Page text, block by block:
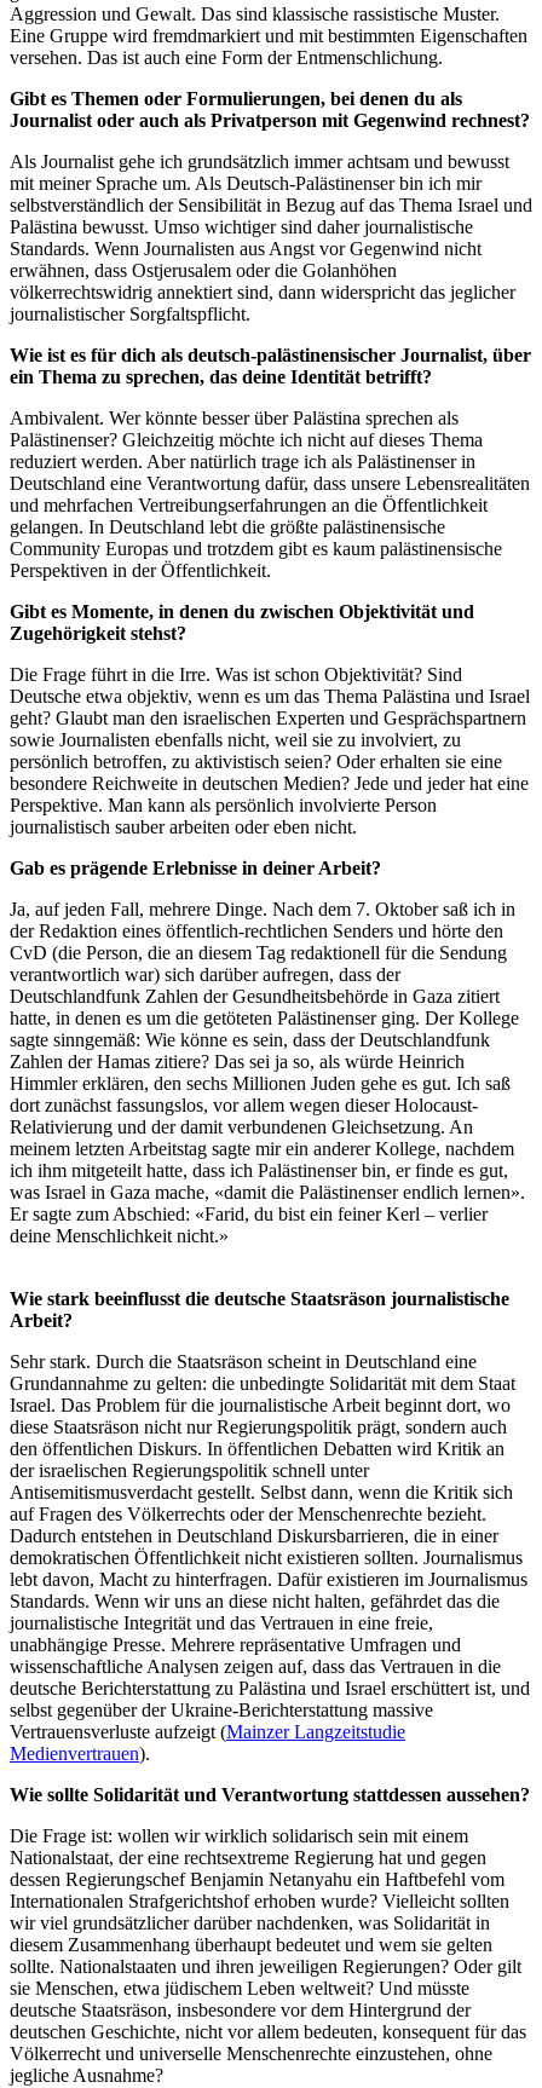
Aggression und Gewalt. Das sind klassische rassistische Muster.
Eine Gruppe wird fremdmarkiert und mit bestimmten Eigenschaften
versehen. Das ist auch eine Form der Entmenschlichung.
Gibt es Themen oder Formulierungen, bei denen du als
Journalist oder auch als Privatperson mit Gegenwind rechnest?
Als Journalist gehe ich grundsätzlich immer achtsam und bewusst
mit meiner Sprache um. Als Deutsch-Palästinenser bin ich mir
selbstverständlich der Sensibilität in Bezug auf das Thema Israel und
Palästina bewusst. Umso wichtiger sind daher journalistische
Standards. Wenn Journalisten aus Angst vor Gegenwind nicht
erwähnen, dass Ostjerusalem oder die Golanhöhen
völkerrechtswidrig annektiert sind, dann widerspricht das jeglicher
journalistischer Sorgfaltspflicht.
Wie ist es für dich als deutsch-palästinensischer Journalist, über
ein Thema zu sprechen, das deine Identität betrifft?
Ambivalent. Wer könnte besser über Palästina sprechen als
Palästinenser? Gleichzeitig möchte ich nicht auf dieses Thema
reduziert werden. Aber natürlich trage ich als Palästinenser in
Deutschland eine Verantwortung dafür, dass unsere Lebensrealitäten
und mehrfachen Vertreibungserfahrungen an die Öffentlichkeit
gelangen. In Deutschland lebt die größte palästinensische
Community Europas und trotzdem gibt es kaum palästinensische
Perspektiven in der Öffentlichkeit.
Gibt es Momente, in denen du zwischen Objektivität und
Zugehörigkeit stehst?
Die Frage führt in die Irre. Was ist schon Objektivität? Sind
Deutsche etwa objektiv, wenn es um das Thema Palästina und Israel
geht? Glaubt man den israelischen Experten und Gesprächspartnern
sowie Journalisten ebenfalls nicht, weil sie zu involviert, zu
persönlich betroffen, zu aktivistisch seien? Oder erhalten sie eine
besondere Reichweite in deutschen Medien? Jede und jeder hat eine
Perspektive. Man kann als persönlich involvierte Person
journalistisch sauber arbeiten oder eben nicht.
Gab es prägende Erlebnisse in deiner Arbeit?
Ja, auf jeden Fall, mehrere Dinge. Nach dem 7. Oktober saß ich in
der Redaktion eines öffentlich-rechtlichen Senders und hörte den
CvD (die Person, die an diesem Tag redaktionell für die Sendung
verantwortlich war) sich darüber aufregen, dass der
Deutschlandfunk Zahlen der Gesundheitsbehörde in Gaza zitiert
hatte, in denen es um die getöteten Palästinenser ging. Der Kollege
sagte sinngemäß: Wie könne es sein, dass der Deutschlandfunk
Zahlen der Hamas zitiere? Das sei ja so, als würde Heinrich
Himmler erklären, den sechs Millionen Juden gehe es gut. Ich saß
dort zunächst fassungslos, vor allem wegen dieser Holocaust-
Relativierung und der damit verbundenen Gleichsetzung. An
meinem letzten Arbeitstag sagte mir ein anderer Kollege, nachdem
ich ihm mitgeteilt hatte, dass ich Palästinenser bin, er finde es gut,
was Israel in Gaza mache, «damit die Palästinenser endlich lernen».
Er sagte zum Abschied: «Farid, du bist ein feiner Kerl – verlier
deine Menschlichkeit nicht.»
Wie stark beeinflusst die deutsche Staatsräson journalistische
Arbeit?
Sehr stark. Durch die Staatsräson scheint in Deutschland eine
Grundannahme zu gelten: die unbedingte Solidarität mit dem Staat
Israel. Das Problem für die journalistische Arbeit beginnt dort, wo
diese Staatsräson nicht nur Regierungspolitik prägt, sondern auch
den öffentlichen Diskurs. In öffentlichen Debatten wird Kritik an
der israelischen Regierungspolitik schnell unter
Antisemitismusverdacht gestellt. Selbst dann, wenn die Kritik sich
auf Fragen des Völkerrechts oder der Menschenrechte bezieht.
Dadurch entstehen in Deutschland Diskursbarrieren, die in einer
demokratischen Öffentlichkeit nicht existieren sollten. Journalismus
lebt davon, Macht zu hinterfragen. Dafür existieren im Journalismus
Standards. Wenn wir uns an diese nicht halten, gefährdet das die
journalistische Integrität und das Vertrauen in eine freie,
unabhängige Presse. Mehrere repräsentative Umfragen und
wissenschaftliche Analysen zeigen auf, dass das Vertrauen in die
deutsche Berichterstattung zu Palästina und Israel erschüttert ist, und
selbst gegenüber der Ukraine-Berichterstattung massive
Vertrauensverluste aufzeigt (Mainzer Langzeitstudie
Medienvertrauen).
Wie sollte Solidarität und Verantwortung stattdessen aussehen?
Die Frage ist: wollen wir wirklich solidarisch sein mit einem
Nationalstaat, der eine rechtsextreme Regierung hat und gegen
dessen Regierungschef Benjamin Netanyahu ein Haftbefehl vom
Internationalen Strafgerichtshof erhoben wurde? Vielleicht sollten
wir viel grundsätzlicher darüber nachdenken, was Solidarität in
diesem Zusammenhang überhaupt bedeutet und wem sie gelten
sollte. Nationalstaaten und ihren jeweiligen Regierungen? Oder gilt
sie Menschen, etwa jüdischem Leben weltweit? Und müsste
deutsche Staatsräson, insbesondere vor dem Hintergrund der
deutschen Geschichte, nicht vor allem bedeuten, konsequent für das
Völkerrecht und universelle Menschenrechte einzustehen, ohne
jegliche Ausnahme?